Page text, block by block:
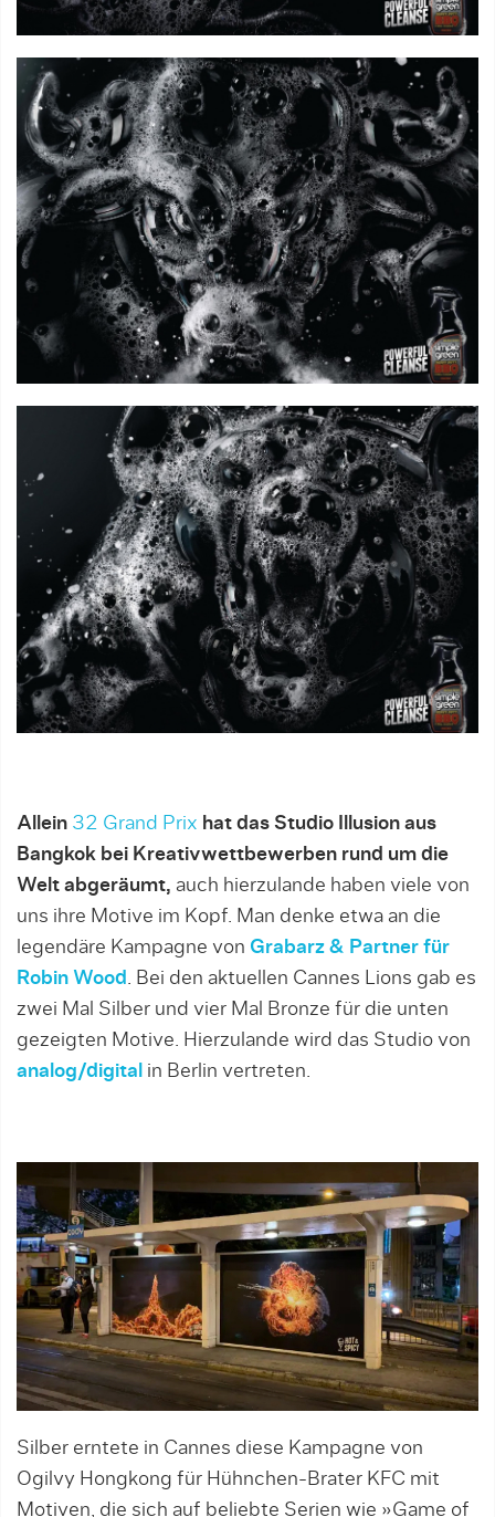
Allein 32 Grand Prix hat das Studio Illusion aus
Bangkok bei Kreativwettbewerben rund um die
Welt abgeräumt, auch hierzulande haben viele von
uns ihre Motive im Kopf. Man denke etwa an die
legendäre Kampagne von Grabarz & Partner für
Robin Wood . Bei den aktuellen Cannes Lions gab es
zwei Mal Silber und vier Mal Bronze für die unten
gezeigten Motive. Hierzulande wird das Studio von
analog/digital in Berlin vertreten.
Silber erntete in Cannes diese Kampagne von
Ogilvy Hongkong für Hühnchen-Brater KFC mit
Motiven, die sich auf beliebte Serien wie »Game of